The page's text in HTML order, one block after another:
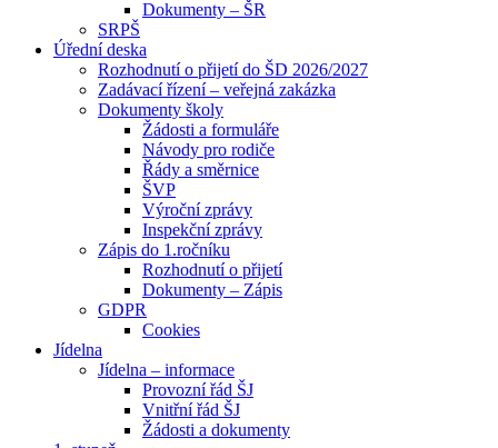
Dokumenty – ŠR
SRPŠ
Úřední deska
Rozhodnutí o přijetí do ŠD 2026/2027
Zadávací řízení – veřejná zakázka
Dokumenty školy
Žádosti a formuláře
Návody pro rodiče
Řády a směrnice
ŠVP
Výroční zprávy
Inspekční zprávy
Zápis do 1.ročníku
Rozhodnutí o přijetí
Dokumenty – Zápis
GDPR
Cookies
Jídelna
Jídelna – informace
Provozní řád ŠJ
Vnitřní řád ŠJ
Žádosti a dokumenty